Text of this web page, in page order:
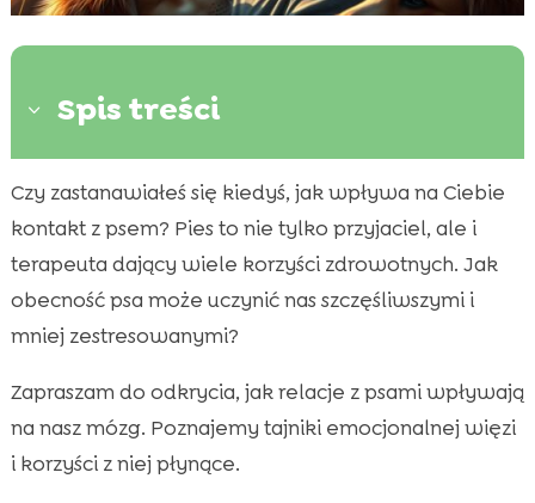
3 Spis treści
 Jak kontakt z psem wpływa na nasz mózg?
 Relacja między psem a ludzkim mózgiem
 Psychologia psów: Co wiedzieć o ich
zachowaniach?
 Neurologia psów: Jak działają ich mózgi?
Pies a ludzki mózg: bezpośrednie interakcje
Badania nad psem i mózgiem: Co mówią
naukowcy?
Czy zastanawiałeś się kiedyś, jak wpływa na Ciebie
kontakt z psem? Pies to nie tylko przyjaciel, ale i
terapeuta dający wiele korzyści zdrowotnych. Jak
obecność psa może uczynić nas szczęśliwszymi i
mniej zestresowanymi?
Zapraszam do odkrycia, jak relacje z psami wpływają
na nasz mózg. Poznajemy tajniki emocjonalnej więzi
i korzyści z niej płynące.